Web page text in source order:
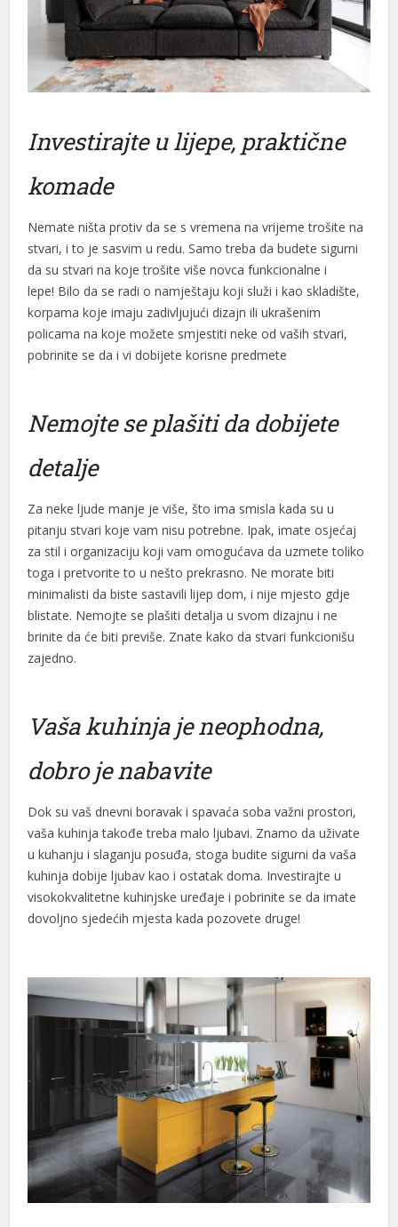
Investirajte u lijepe, praktične
komade
Nemate ništa protiv da se s vremena na vrijeme trošite na
stvari, i to je sasvim u redu. Samo treba da budete sigurni
da su stvari na koje trošite više novca funkcionalne i
lepe! Bilo da se radi o namještaju koji služi i kao skladište,
korpama koje imaju zadivljujući dizajn ili ukrašenim
policama na koje možete smjestiti neke od vaših stvari,
pobrinite se da i vi dobijete korisne predmete
Nemojte se plašiti da dobijete
detalje
Za neke ljude manje je više, što ima smisla kada su u
pitanju stvari koje vam nisu potrebne. Ipak, imate osjećaj
za stil i organizaciju koji vam omogućava da uzmete toliko
toga i pretvorite to u nešto prekrasno. Ne morate biti
minimalisti da biste sastavili lijep dom, i nije mjesto gdje
blistate. Nemojte se plašiti detalja u svom dizajnu i ne
brinite da će biti previše. Znate kako da stvari funkcionišu
zajedno.
Vaša kuhinja je neophodna,
dobro je nabavite
Dok su vaš dnevni boravak i spavaća soba važni prostori,
vaša kuhinja takođe treba malo ljubavi. Znamo da uživate
u kuhanju i slaganju posuđa, stoga budite sigurni da vaša
kuhinja dobije ljubav kao i ostatak doma. Investirajte u
visokokvalitetne kuhinjske uređaje i pobrinite se da imate
dovoljno sjedećih mjesta kada pozovete druge!